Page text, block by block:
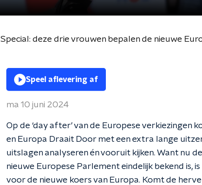
Special: deze drie vrouwen bepalen de nieuwe
Speel aflevering af
ma 10 juni 2024
Op de ‘day after’ van de Europese verkiezingen
en Europa Draait Door met een extra lange
uitslagen analyseren én vooruit kijken. Want nu
nieuwe Europese Parlement eindelijk bekend is,
voor de nieuwe koers van Europa. Komt de